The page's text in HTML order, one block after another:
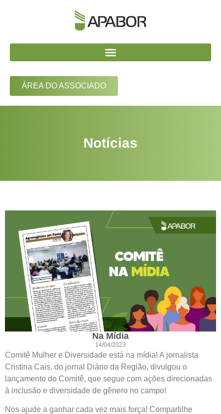
ÁREA DO ASSOCIADO
Notícias
Na Mídia
14/04/2023
Comitê Mulher e Diversidade está na mídia! A jornalista
Cristina Cais, do jornal Diário da Região, divulgou o
lançamento do Comitê, que segue com ações direcionadas
à inclusão e diversidade de gênero no campo!
Nos ajude a ganhar cada vez mais força! Compartilhe